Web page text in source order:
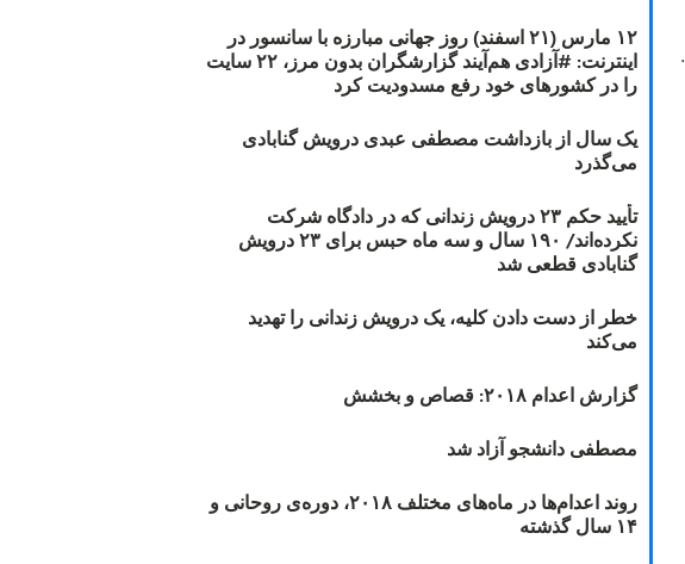
۱۲ مارس (۲۱ اسفند) روز جهانی مبارزه با سانسور در
اینترنت: #آزادی هم‌آیند گزارشگران‌ بدون مرز، ۲۲ سایت
را در کشورهای خود رفع مسدودیت کرد
یک سال از بازداشت مصطفی عبدی درویش گنابادی
می‌گذرد
تأیید حکم ۲۳ درویش زندانی که در دادگاه شرکت
نکرده‌اند/ ۱۹۰ سال و سه ماه حبس برای ۲۳ درویش
گنابادی قطعی شد
خطر از دست دادن کلیه، یک درویش زندانی را تهدید
می‌کند
گزارش اعدام ۲۰۱۸: قصاص و بخشش
مصطفی دانشجو آزاد شد
روند اعدام‌ها در ماه‌های مختلف ۲۰۱۸، دوره‌ی روحانی و
۱۴ سال گذشته